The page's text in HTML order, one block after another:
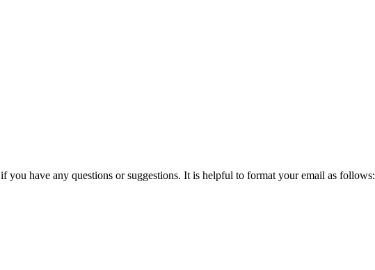
if you have any questions or suggestions. It is helpful to format your email as follows: